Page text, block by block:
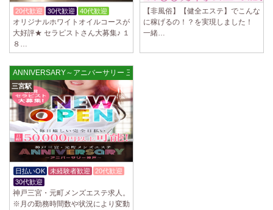
20代歓迎 30代歓迎 40代歓迎
オリジナルホワイトオイルコースが
大好評★ セラピストさん大募集♪ １
８…
【非風俗】【健全エステ】でこんな
に稼げるの！？を実現しました！
一緒…
ANNIVERSARY～アニバーサリー 三宮ルーム
三宮駅
日払いOK 未経験者歓迎
20代歓迎
30代歓迎
神戸三宮・元町メンズエステ求人。
※月の勤務時間数や状況により変動